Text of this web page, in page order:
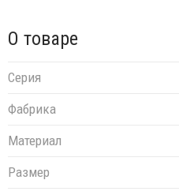
О товаре
Серия
Фабрика
Материал
Размер